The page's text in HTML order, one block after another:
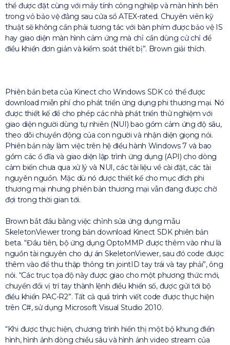
thể được đặt cùng với máy tính công nghiệp và màn hình bên
trong vỏ bảo vệ đằng sau cửa sổ ATEX-rated. Chuyên viên kỹ
thuật sẽ không cần phải tương tác với bàn phím được bảo vệ IS
hay giao diện màn hình cảm ứng mà chỉ cần dùng cử chỉ để
điều khiển đơn giản và kiểm soát thiết bị”. Brown giải thích.
Phiên bản beta của Kinect cho Windows SDK có thể được
download miễn phí cho phát triển ứng dụng phi thương mại. Nó
được thiết kế để cho phép các nhà phát triển thử nghiệm với
giao diện người dùng tự nhiên (NUI) bao gồm cảm ứng độ sâu,
theo dõi chuyển động của con người và nhận diện giọng nói.
Phiên bản này làm việc trên hệ điều hành Windows 7 và bao
gồm các ổ đĩa và giao diện lập trình ứng dụng (API) cho dòng
cảm biến chưa qua xử lý và NUI, các tài liệu về cài đặt, các tài
nguyên nguồn. Mặc dù nó được thiết kế cho mục đích phi
thương mại nhưng phiên bản thương mại vẫn đang được chờ
đợi trong thời gian tới.
Brown bắt đầu bằng việc chỉnh sửa ứng dụng mẫu
SkeletonViewer trong bản download Kinect SDK phiên bản
beta. “Đầu tiên, bộ ứng dụng OptoMMP được thêm vào như là
nguồn tài nguyên cho dự án SkeletonViewer, sau đó code được
thêm vào để thu thập thông tin jointID tay trái và tay phải”, ông
nói. “Các trục tọa độ này được giao cho một phương thức mới,
chuyển đổi vị trí tay thành lệnh điều khiển số, được gửi tới bộ
điều khiển PAC-R2”. Tất cả quá trình viết code được thực hiện
trên C#, sử dụng Microsoft Visual Studio 2010.
“Khi được thực hiện, chương trình hiển thị một bộ khung điển
hình, hình ảnh dòng chiều sâu và hình ảnh video stream của